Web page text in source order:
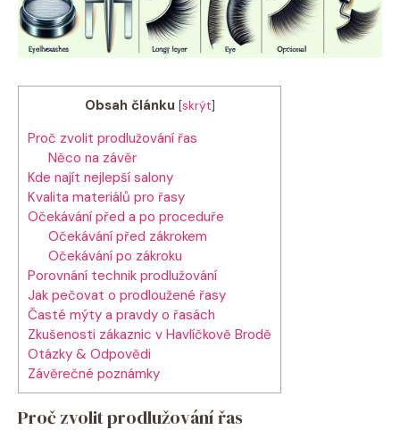
Obsah článku [skrýt]
Proč zvolit prodlužování řas
Něco na závěr
Kde najít nejlepší salony
Kvalita materiálů pro řasy
Očekávání před ⁤a po proceduře
Očekávání před zákrokem
Očekávání po zákroku
Porovnání technik prodlužování
Jak pečovat o prodloužené řasy
Časté mýty a pravdy‍ o řasách
Zkušenosti zákaznic v ⁢Havlíčkově Brodě
Otázky & Odpovědi
Závěrečné poznámky
Proč zvolit prodlužování řas